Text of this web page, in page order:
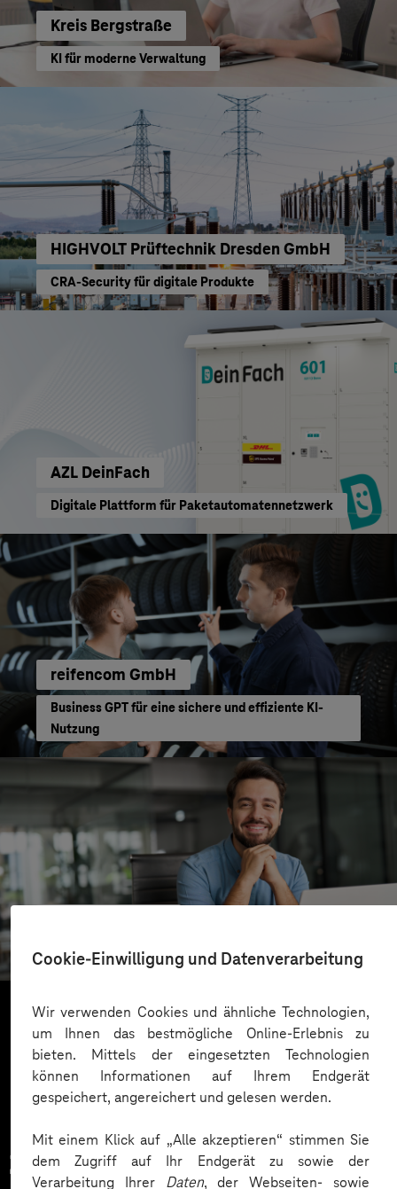
Cookie-Einwilligung und Datenverarbeitung
Wir verwenden Cookies und ähnliche Technologien,
um Ihnen das bestmögliche Online-Erlebnis zu
bieten. Mittels der eingesetzten Technologien
können Informationen auf Ihrem Endgerät
gespeichert, angereichert und gelesen werden.
Mit einem Klick auf „Alle akzeptieren“ stimmen Sie
dem Zugriff auf Ihr Endgerät zu sowie der
Verarbeitung Ihrer Daten, der Webseiten- sowie
Kreis Bergstraße
KI für moderne Verwaltung
HIGHVOLT Prüftechnik Dresden GmbH
CRA-Security für digitale Produkte
AZL DeinFach
Digitale Plattform für Paketautomatennetzwerk
reifencom GmbH
Business GPT für eine sichere und effiziente KI-
Nutzung
Cloudbasierter Kundenservice
Mehr laden
Zahlreiche Unternehmen